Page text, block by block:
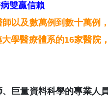
雙贏信賴
以及數萬例到數十萬例
學醫療體系的16家醫院，
巨量資料科學的專業人